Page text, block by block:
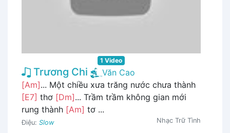
1 Video
Trương Chi
Văn Cao
[Am]... Một chiều xưa trăng nước chưa thành
[E7] thơ [Dm]... Trầm trầm không gian mới
rung thành [Am] tơ ...
Điệu: Slow Nhạc Trữ Tình